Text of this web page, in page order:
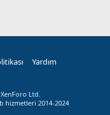
Yardım
Ltd.
hizmetleri 2014-2024